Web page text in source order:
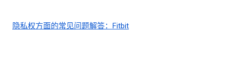
隐私权方面的常见问题解答：Fitbit